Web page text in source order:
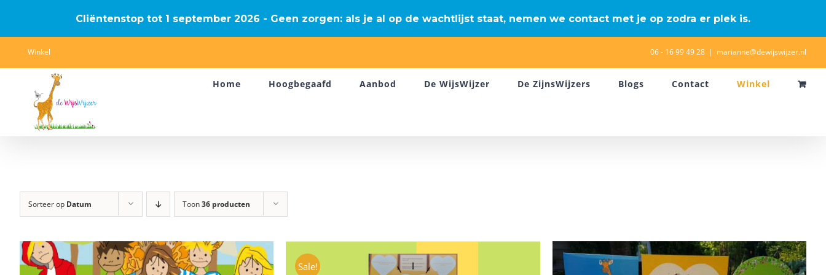
naar
Winkel 06 - 16 99 49 28 | marianne@dewijswijzer.nl
Home Hoogbegaafd Aanbod De WijsWijzer De ZijnsWijzers Blogs Contact Winkel
Sorteer op Datum Toon36 producten
Sale!
Cliëntenstop tot 1 september 2026 - Geen zorgen: als je al op de wachtlijst staat, nemen we contact met je op zodra er plek is.